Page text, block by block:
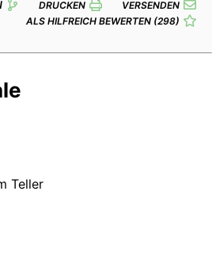
DRUCKEN
VERSENDEN
ALS HILFREICH BEWERTEN (298)
Teller